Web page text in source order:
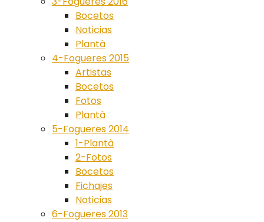
Bocetos
Noticias
Plantà
4-Fogueres 2015
Artistas
Bocetos
Fotos
Plantà
5-Fogueres 2014
1-Plantà
2-Fotos
Bocetos
Fichajes
Noticias
6-Fogueres 2013